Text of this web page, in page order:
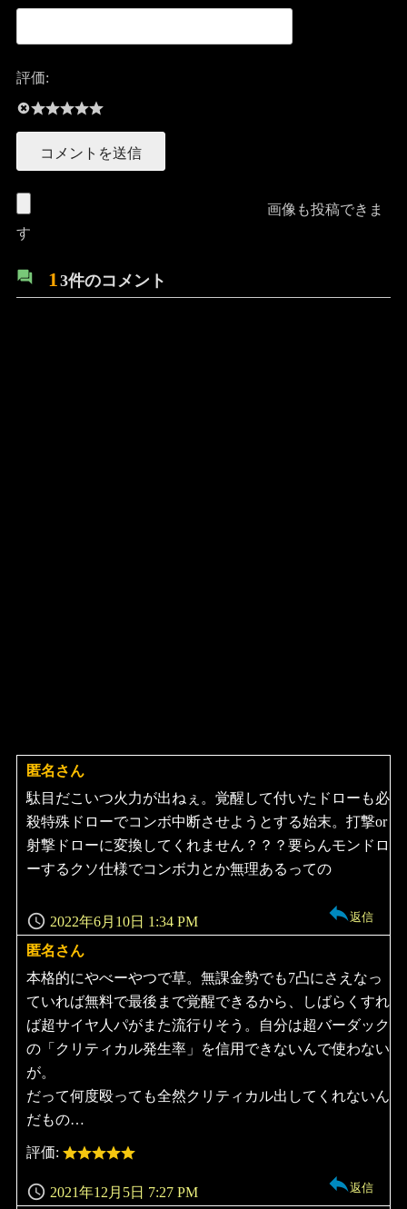
評価:
画像も投稿できま
す
13件のコメント
匿名さん
よ
り:
2022年6月10日 1:34 PM
駄目だこいつ火力が出ねぇ。覚醒して付いたドローも必
殺特殊ドローでコンボ中断させようとする始末。打撃or
射撃ドローに変換してくれません？？？要らんモンドロ
ーするクソ仕様でコンボ力とか無理あるっての
返信
匿名さん
よ
り:
2021年12月5日 7:27 PM
本格的にやべーやつで草。無課金勢でも7凸にさえなっ
ていれば無料で最後まで覚醒できるから、しばらくすれ
ば超サイヤ人パがまた流行りそう。自分は超バーダック
の「クリティカル発生率」を信用できないんで使わない
が。
だって何度殴っても全然クリティカル出してくれないん
だもの…
評価:
返信